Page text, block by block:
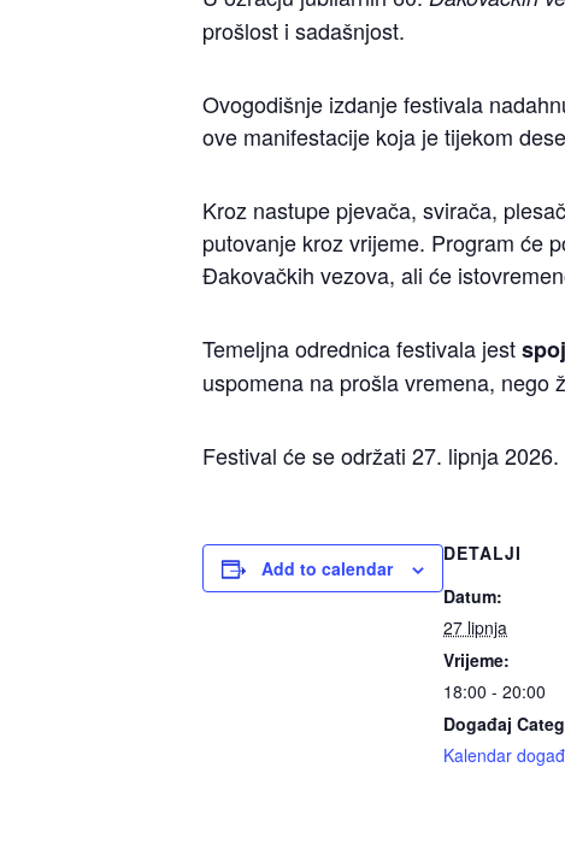
prošlost i sadašnjost.
Ovogodišnje izdanje festivala
ove manifestacije koja je tijekom
Kroz nastupe pjevača, svirača,
putovanje kroz vrijeme. Program će
Đakovačkih vezova, ali će
Temeljna odrednica festivala jest
uspomena na prošla vremena, nego
Festival će se održati 27. lipnja
Add to calendar
DETALJI
Datum:
27 lipnja
Vrijeme:
18:00 - 20:00
Događaj
Kalendar